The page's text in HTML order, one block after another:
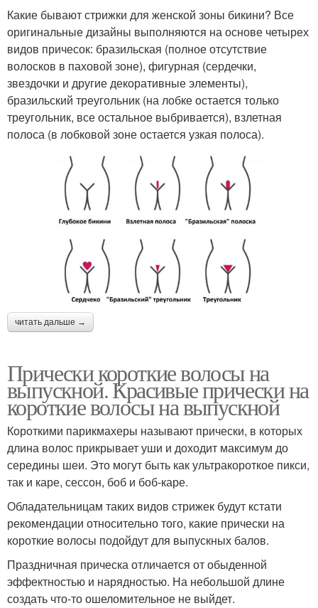
Какие бывают стрижки для женской зоны бикини? Все
оригинальные дизайны выполняются на основе четырех
видов причесок: бразильская (полное отсутствие
волосков в паховой зоне), фигурная (сердечки,
звездочки и другие декоративные элементы),
бразильский треугольник (на лобке остается только
треугольник, все остальное выбривается), взлетная
полоса (в лобковой зоне остается узкая полоса).
читать дальше →
Прически короткие волосы на
выпускной. Красивые прически на
короткие волосы на выпускной
Короткими парикмахеры называют прически, в которых
длина волос прикрывает уши и доходит максимум до
середины шеи. Это могут быть как ультракороткое пикси,
так и каре, сессон, боб и боб-каре.
Обладательницам таких видов стрижек будут кстати
рекомендации относительно того, какие прически на
короткие волосы подойдут для выпускных балов.
Праздничная прическа отличается от обыденной
эффектностью и нарядностью. На небольшой длине
создать что-то ошеломительное не выйдет.